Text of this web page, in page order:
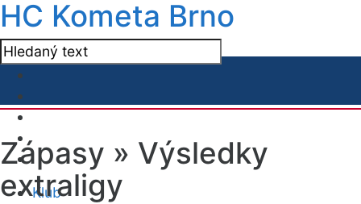
HC Kometa Brno
Klub
Zápasy » Výsledky
extraligy